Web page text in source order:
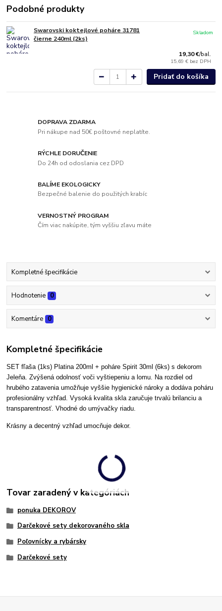
Podobné produkty
Swarovski koktejlové poháre 31781
čierne 240ml (2ks)
19,30 €/bal.
15,69 € bez DPH
Skladom
Pridať do košíka
DOPRAVA ZDARMA
Pri nákupe nad 50€ poštovné neplatíte.
RÝCHLE DORUČENIE
Do 24h od odoslania cez DPD
BALÍME EKOLOGICKY
Bezpečné balenie do použitých krabíc
VERNOSTNÝ PROGRAM
Čím viac nakúpite, tým vyššiu zľavu máte
Kompletné špecifikácie
Hodnotenie 0
Komentáre 0
Kompletné špecifikácie
SET fľaša (1ks) Platina 200ml + poháre Spirit 30ml (6ks) s dekorom
Jeleňa. Zvýšená odolnosť voči vyštiepeniu a lomu. Na rozdiel od
hrubého zatavenia umožňuje vyššie hygienické nároky a dodáva poháru
profesionálny vzhľad.Vysoká kvalita skla zaručuje trvalú brilanciu a
transparentnosť. Vhodné do umývačky riadu.
Krásny a decentný vzhľad umocňuje dekor.
Tovar zaradený v kategóriách
ponuka DEKOROV
Darčekové sety dekorovaného skla
Poľovnícky a rybársky
Darčekové sety